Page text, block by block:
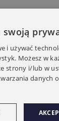
230V
i używać
Możesz w
strony i/lub w